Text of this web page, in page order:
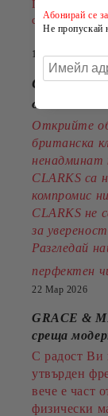
Пазарувайте
стил на по-
14 Юли 2026
CLARKS -
от
Открийте
британска
ненадминат
CLARKS са
компромис
CLARKS не
за
Разгледай
перфектен
22 Мар 2026
GRACE &
среща
С радост Ви
утвърден
вече е част
физически
Абонирай се
Не пропускай